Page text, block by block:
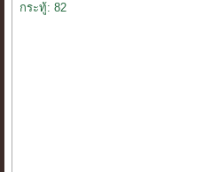
กระทู้: 82